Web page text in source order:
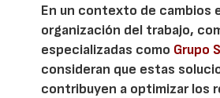
En un contexto de cambios
organización del trabajo,
especializadas como Grupo
consideran que estas
contribuyen a optimizar los